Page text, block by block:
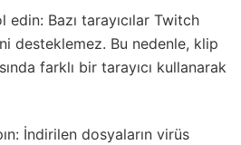
edin: Bazı tarayıcılar Twitch
desteklemez. Bu nedenle, klip
farklı bir tarayıcı kullanarak
İndirilen dosyaların virüs